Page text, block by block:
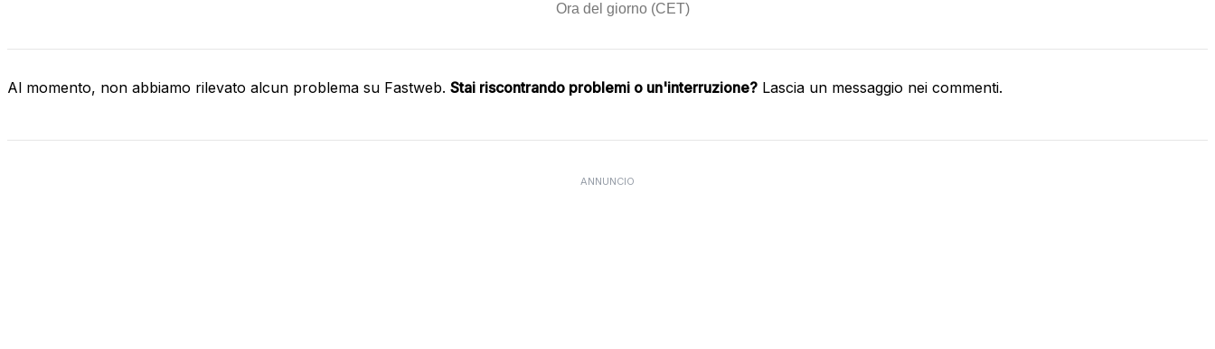
Al momento, non abbiamo rilevato alcun problema su Fastweb. Stai riscontrando problemi o un'interruzione? Lascia un messaggio nei commenti.
ANNUNCIO